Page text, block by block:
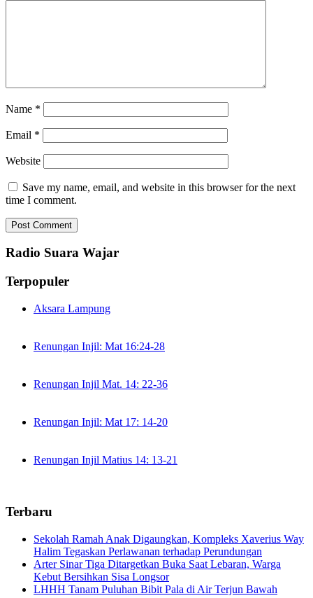
Name *
Email *
Website
Save my name, email, and website in this browser for the next
time I comment.
Radio Suara Wajar
Terpopuler
Aksara Lampung
Renungan Injil: Mat 16:24-28
Renungan Injil Mat. 14: 22-36
Renungan Injil: Mat 17: 14-20
Renungan Injil Matius 14: 13-21
Terbaru
Sekolah Ramah Anak Digaungkan, Kompleks Xaverius Way
Halim Tegaskan Perlawanan terhadap Perundungan
Arter Sinar Tiga Ditargetkan Buka Saat Lebaran, Warga
Kebut Bersihkan Sisa Longsor
LHHH Tanam Puluhan Bibit Pala di Air Terjun Bawah